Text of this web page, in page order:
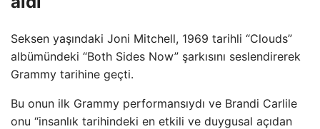
Seksen yaşındaki Joni Mitchell, 1969 tarihli “Clouds”
albümündeki “Both Sides Now” şarkısını seslendirerek
Grammy tarihine geçti.
Bu onun ilk Grammy performansıydı ve Brandi Carlile
onu “insanlık tarihindeki en etkili ve duygusal açıdan